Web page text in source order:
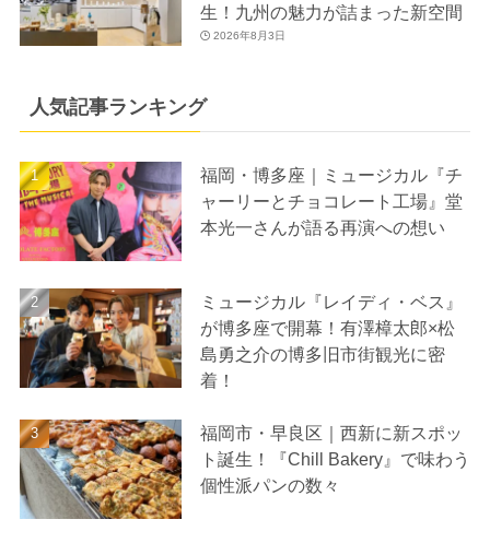
生！九州の魅力が詰まった新空間
2026年8月3日
人気記事ランキング
福岡・博多座｜ミュージカル『チ
ャーリーとチョコレート工場』堂
本光一さんが語る再演への想い
ミュージカル『レイディ・ベス』
が博多座で開幕！有澤樟太郎×松
島勇之介の博多旧市街観光に密
着！
福岡市・早良区｜西新に新スポッ
ト誕生！『Chill Bakery』で味わう
個性派パンの数々